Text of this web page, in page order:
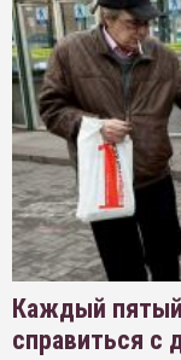
Каждый
справиться с